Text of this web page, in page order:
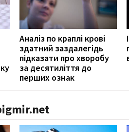
Аналіз по краплі крові
здатний заздалегідь
підказати про хворобу
за десятиліття до
перших ознак